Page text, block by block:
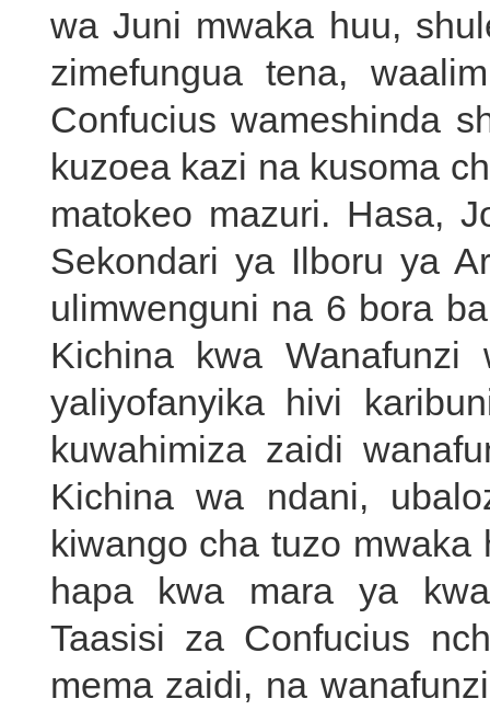
wa Juni mwaka huu,
zimefungua tena,
Confucius wameshinda
kuzoea kazi na kusoma
matokeo mazuri. Hasa,
Sekondari ya Ilboru ya
ulimwenguni na 6 bora
Kichina kwa
yaliyofanyika hivi
kuwahimiza zaidi
Kichina wa ndani,
kiwango cha tuzo
hapa kwa mara ya
Taasisi za Confucius
mema zaidi, na